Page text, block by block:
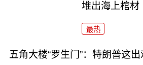
堆出海上棺材
最热
五角大楼“罗生门”：特朗普这